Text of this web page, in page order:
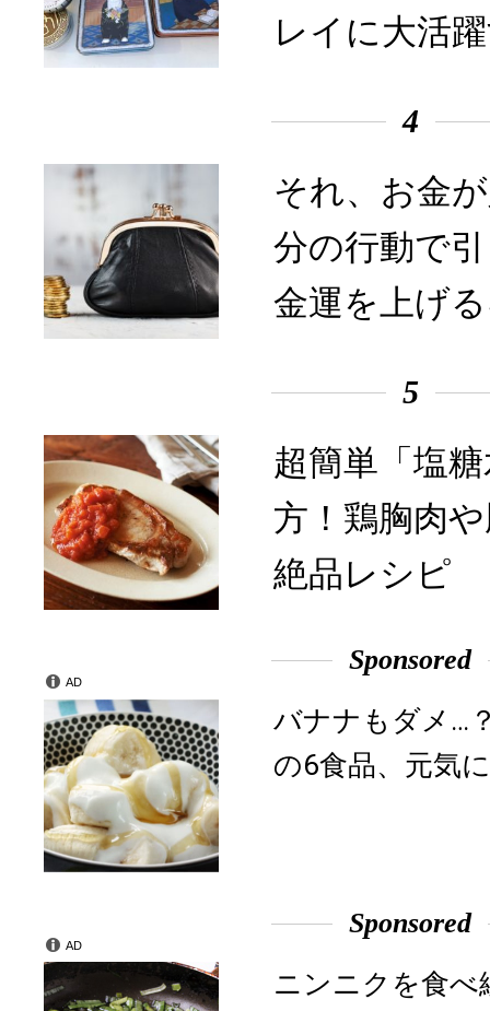
レイに大活
4
それ、お金
分の行動で
金運を上げ
5
超簡単「塩
方！鶏胸肉
絶品レシピ
Sponsored
バナナもダメ…
の6食品、元気
AD
Sponsored
ニンニクを食べ
AD